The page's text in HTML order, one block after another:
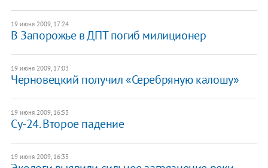
19 июня 2009, 17:24
В Запорожье в ДПТ погиб милиционер
19 июня 2009, 17:03
Черновецкий получил «Серебряную калошу»
19 июня 2009, 16:53
Су-24. Второе падение
19 июня 2009, 16:35